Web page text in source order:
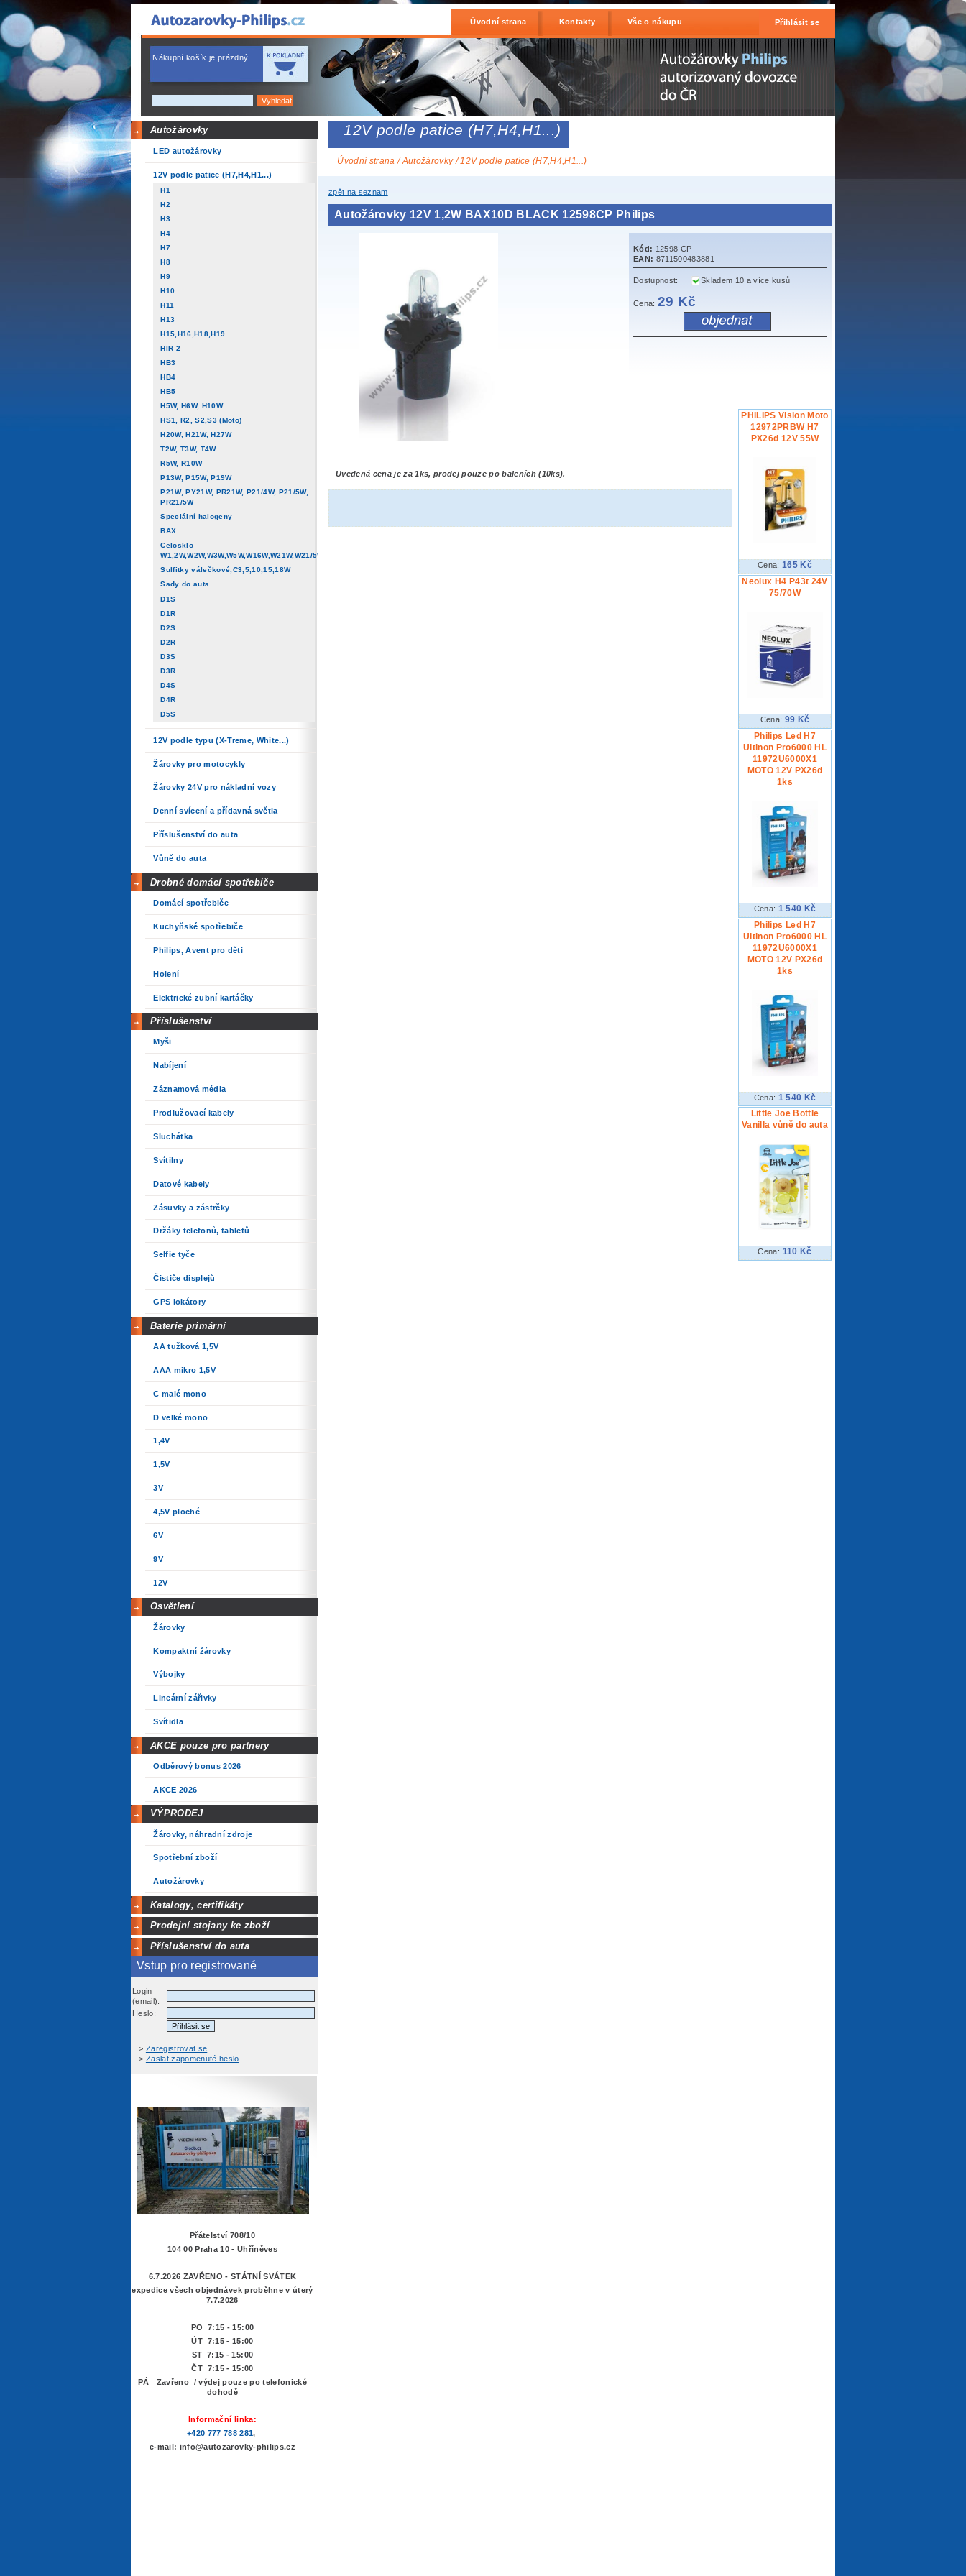
Přihlásit se
Úvodní strana Kontakty Vše o nákupu
Nákupní košík je prázdný
Autožárovky
LED autožárovky
12V podle patice (H7,H4,H1...)
H1
H2
H3
H4
H7
H8
H9
H10
H11
H13
H15,H16,H18,H19
HIR 2
HB3
HB4
HB5
H5W, H6W, H10W
HS1, R2, S2,S3 (Moto)
H20W, H21W, H27W
T2W, T3W, T4W
R5W, R10W
P13W, P15W, P19W
P21W, PY21W, PR21W, P21/4W, P21/5W,
PR21/5W
Speciální halogeny
BAX
Celosklo
W1,2W,W2W,W3W,W5W,W16W,W21W,W21/5W
Sulfitky válečkové,C3,5,10,15,18W
Sady do auta
D1S
D1R
D2S
D2R
D3S
D3R
D4S
D4R
D5S
12V podle typu (X-Treme, White...)
Žárovky pro motocykly
Žárovky 24V pro nákladní vozy
Denní svícení a přídavná světla
Příslušenství do auta
Vůně do auta
Drobné domácí spotřebiče
Domácí spotřebiče
Kuchyňské spotřebiče
Philips, Avent pro děti
Holení
Elektrické zubní kartáčky
Příslušenství
Myši
Nabíjení
Záznamová média
Prodlužovací kabely
Sluchátka
Svítilny
Datové kabely
Zásuvky a zástrčky
Držáky telefonů, tabletů
Selfie tyče
Čističe displejů
GPS lokátory
Baterie primární
AA tužková 1,5V
AAA mikro 1,5V
C malé mono
D velké mono
1,4V
1,5V
3V
4,5V ploché
6V
9V
12V
Osvětlení
Žárovky
Kompaktní žárovky
Výbojky
Lineární zářivky
Svítidla
AKCE pouze pro partnery
Odběrový bonus 2026
AKCE 2026
VÝPRODEJ
Žárovky, náhradní zdroje
Spotřební zboží
Autožárovky
Katalogy, certifikáty
Prodejní stojany ke zboží
Příslušenství do auta
Vstup pro registrované
Login
(email):
Heslo:
> Zaregistrovat se
> Zaslat zapomenuté heslo
Přátelství 708/10
104 00 Praha 10 - Uhříněves
6.7.2026 ZAVŘENO - STÁTNÍ SVÁTEK
expedice všech objednávek proběhne v úterý
7.7.2026
PO 7:15 - 15:00
ÚT 7:15 - 15:00
ST 7:15 - 15:00
ČT 7:15 - 15:00
PÁ Zavřeno / výdej pouze po telefonické
dohodě
Informační linka:
+420 777 788 281,
e-mail: info@autozarovky-philips.cz
12V podle patice (H7,H4,H1...)
Úvodní strana /Autožárovky/12V podle patice (H7,H4,H1...)
zpět na seznam
Autožárovky 12V 1,2W BAX10D BLACK 12598CP Philips
Kód: 12598 CP
EAN: 8711500483881
Dostupnost: Skladem 10 a více kusů
Cena:29 Kč
PHILIPS Vision Moto
12972PRBW H7
PX26d 12V 55W
Cena: 165 Kč
Neolux H4 P43t 24V
75/70W
Cena: 99 Kč
Philips Led H7
Ultinon Pro6000 HL
11972U6000X1
MOTO 12V PX26d
1ks
Cena: 1 540 Kč
Philips Led H7
Ultinon Pro6000 HL
11972U6000X1
MOTO 12V PX26d
1ks
Cena: 1 540 Kč
Little Joe Bottle
Vanilla vůně do auta
Cena: 110 Kč
Uvedená cena je za 1ks, prodej pouze po baleních (10ks).